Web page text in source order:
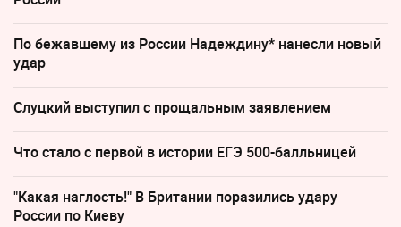
По бежавшему из России Надеждину* нанесли новый
удар
Слуцкий выступил с прощальным заявлением
Что стало с первой в истории ЕГЭ 500-балльницей
"Какая наглость!" В Британии поразились удару
России по Киеву